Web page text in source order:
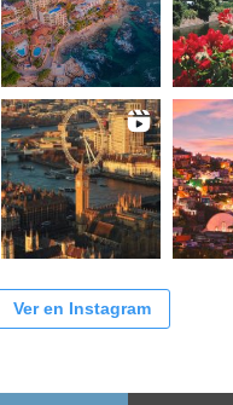
Ver en Instagram